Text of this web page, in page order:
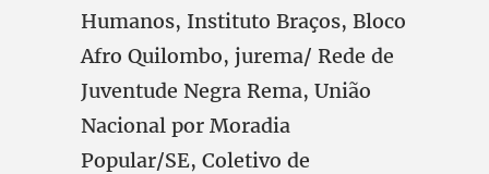
Humanos, Instituto Braços, Bloco
Afro Quilombo, jurema/ Rede de
Juventude Negra Rema, União
Nacional por Moradia
Popular/SE, Coletivo de